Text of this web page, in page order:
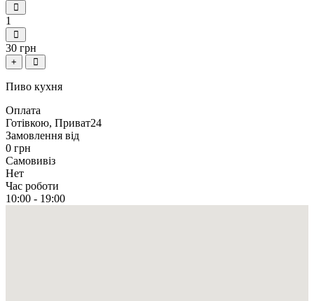
1
30 грн
+
Пиво кухня
Оплата
Готівкою, Приват24
Замовлення від
0 грн
Самовивіз
Нет
Час роботи
10:00 - 19:00